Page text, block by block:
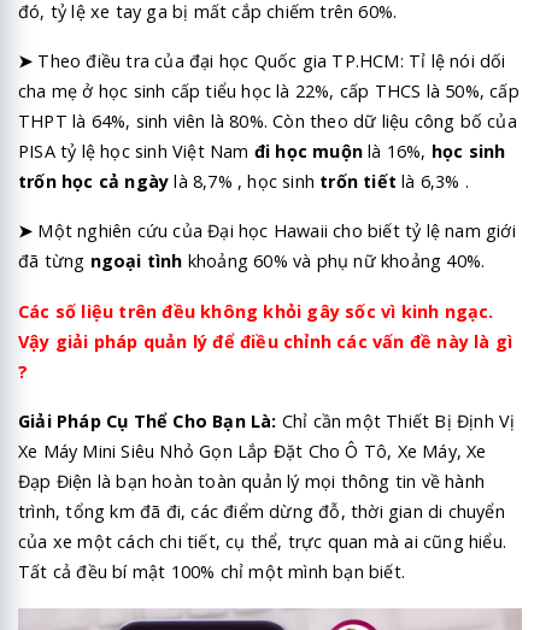
đó, tỷ lệ xe tay ga bị mất cắp chiếm trên 60%.
➤ Theo điều tra của đại học Quốc gia TP.HCM: Tỉ lệ nói dối
cha mẹ ở học sinh cấp tiểu học là 22%, cấp THCS là 50%, cấp
THPT là 64%, sinh viên là 80%. Còn theo dữ liệu công bố của
PISA tỷ lệ học sinh Việt Nam đi học muộn là 16%, học sinh
trốn học cả ngày là 8,7% , học sinh trốn tiết là 6,3% .
➤ Một nghiên cứu của Đại học Hawaii cho biết tỷ lệ nam giới
đã từng ngoại tình khoảng 60% và phụ nữ khoảng 40%.
Các số liệu trên đều không khỏi gây sốc vì kinh ngạc.
Vậy giải pháp quản lý để điều chỉnh các vấn đề này là gì
?
Giải Pháp Cụ Thể Cho Bạn Là: Chỉ cần một Thiết Bị Định Vị
Xe Máy Mini Siêu Nhỏ Gọn Lắp Đặt Cho Ô Tô, Xe Máy, Xe
Đạp Điện là bạn hoàn toàn quản lý mọi thông tin về hành
trình, tổng km đã đi, các điểm dừng đỗ, thời gian di chuyển
của xe một cách chi tiết, cụ thể, trực quan mà ai cũng hiểu.
Tất cả đều bí mật 100% chỉ một mình bạn biết.